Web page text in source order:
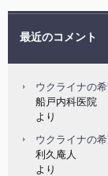
最近のコメント
ウクライナの
船戸内科医院
より
ウクライナの
利久庵人
より